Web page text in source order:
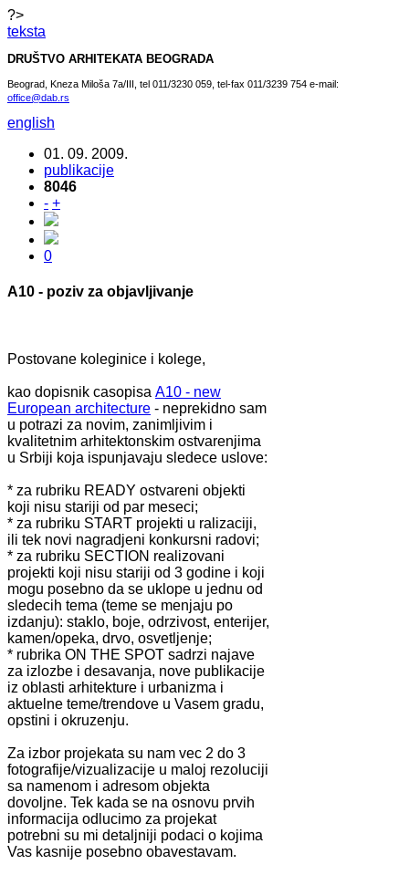
?>
teksta
DRUŠTVO ARHITEKATA BEOGRADA
Beograd, Kneza Miloša 7a/III, tel 011/3230 059, tel-fax 011/3239 754 e-mail:
office@dab.rs
english
01. 09. 2009.
publikacije
8046
- +
0
A10 - poziv za objavljivanje
Postovane koleginice i kolege,
kao dopisnik casopisa A10 - new
European architecture - neprekidno sam
u potrazi za novim, zanimljivim i
kvalitetnim arhitektonskim ostvarenjima
u Srbiji koja ispunjavaju sledece uslove:
* za rubriku READY ostvareni objekti
koji nisu stariji od par meseci;
* za rubriku START projekti u ralizaciji,
ili tek novi nagradjeni konkursni radovi;
* za rubriku SECTION realizovani
projekti koji nisu stariji od 3 godine i koji
mogu posebno da se uklope u jednu od
sledecih tema (teme se menjaju po
izdanju): staklo, boje, odrzivost, enterijer,
kamen/opeka, drvo, osvetljenje;
* rubrika ON THE SPOT sadrzi najave
za izlozbe i desavanja, nove publikacije
iz oblasti arhitekture i urbanizma i
aktuelne teme/trendove u Vasem gradu,
opstini i okruzenju.
Za izbor projekata su nam vec 2 do 3
fotografije/vizualizacije u maloj rezoluciji
sa namenom i adresom objekta
dovoljne. Tek kada se na osnovu prvih
informacija odlucimo za projekat
potrebni su mi detaljniji podaci o kojima
Vas kasnije posebno obavestavam.